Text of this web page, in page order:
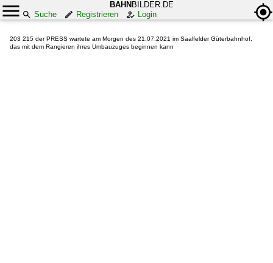
BAHN BILDER.DE
Suche
Registrieren Login
203 215 der PRESS wartete am Morgen des 21.07.2021 im Saalfelder Güterbahnhof,
das mit dem Rangieren ihres Umbauzuges beginnen kann